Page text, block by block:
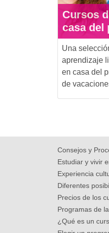
Cursos
casa del
Una
aprendizaje
en casa del
de
Consejos y
Estudiar y vivir
Experiencia
Diferentes
Precios de los
Programas de
¿Qué es un